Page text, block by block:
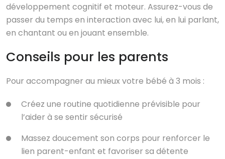
développement cognitif et moteur. Assurez-vous de
passer du temps en interaction avec lui, en lui parlant,
en chantant ou en jouant ensemble.
Conseils pour les parents
Pour accompagner au mieux votre bébé à 3 mois :
Créez une routine quotidienne prévisible pour
l’aider à se sentir sécurisé
Massez doucement son corps pour renforcer le
lien parent-enfant et favoriser sa détente